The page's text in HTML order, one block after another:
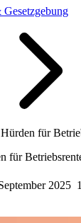
für
für
2025